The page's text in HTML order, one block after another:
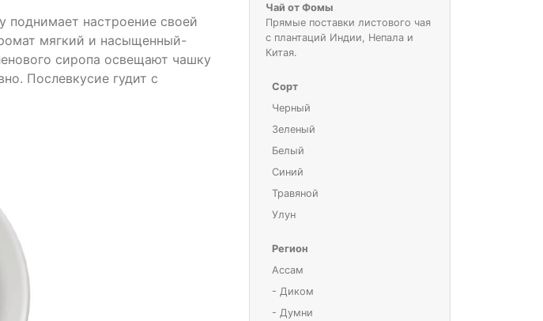
поднимает настроение своей
мягкий и насыщенный-
сиропа освещают чашку
Послевкусие гудит с
Чай от Фомы
Прямые поставки листового чая
с плантаций Индии, Непала и
Китая.
Сорт
Черный
Зеленый
Белый
Синий
Травяной
Улун
Регион
Ассам
- Диком
- Думни